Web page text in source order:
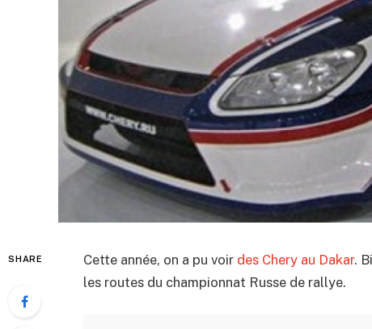
SHARE Cette année, on a pu voir des Chery au Dakar.
les routes du championnat Russe de rallye.